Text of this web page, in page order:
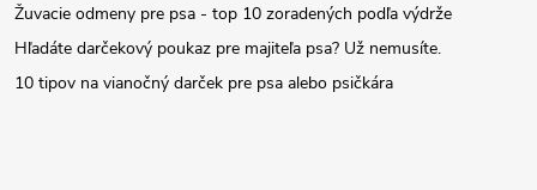
p
ä
Žuvacie odmeny pre psa - top 10 zoradených podľa výdrže
Hľadáte darčekový poukaz pre majiteľa psa? Už nemusíte.
10 tipov na vianočný darček pre psa alebo psičkára